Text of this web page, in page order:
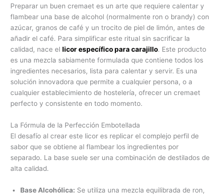
Preparar un buen cremaet es un arte que requiere calentar y
flambear una base de alcohol (normalmente ron o brandy) con
azúcar, granos de café y un trocito de piel de limón, antes de
añadir el café. Para simplificar este ritual sin sacrificar la
calidad, nace ellicor específico para carajillo. Este producto
es una mezcla sabiamente formulada que contiene todos los
ingredientes necesarios, lista para calentar y servir. Es una
solución innovadora que permite a cualquier persona, o a
cualquier establecimiento de hostelería, ofrecer un cremaet
perfecto y consistente en todo momento.
La Fórmula de la Perfección Embotellada
El desafío al crear este licor es replicar el complejo perfil de
sabor que se obtiene al flambear los ingredientes por
separado. La base suele ser una combinación de destilados de
alta calidad.
Base Alcohólica: Se utiliza una mezcla equilibrada de ron,